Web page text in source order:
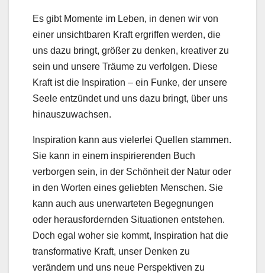
Es gibt Momente im Leben, in denen wir von
einer unsichtbaren Kraft ergriffen werden, die
uns dazu bringt, größer zu denken, kreativer zu
sein und unsere Träume zu verfolgen. Diese
Kraft ist die Inspiration – ein Funke, der unsere
Seele entzündet und uns dazu bringt, über uns
hinauszuwachsen.
Inspiration kann aus vielerlei Quellen stammen.
Sie kann in einem inspirierenden Buch
verborgen sein, in der Schönheit der Natur oder
in den Worten eines geliebten Menschen. Sie
kann auch aus unerwarteten Begegnungen
oder herausfordernden Situationen entstehen.
Doch egal woher sie kommt, Inspiration hat die
transformative Kraft, unser Denken zu
verändern und uns neue Perspektiven zu